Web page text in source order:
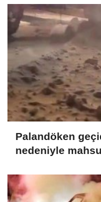
Palandöken
nedeniyle